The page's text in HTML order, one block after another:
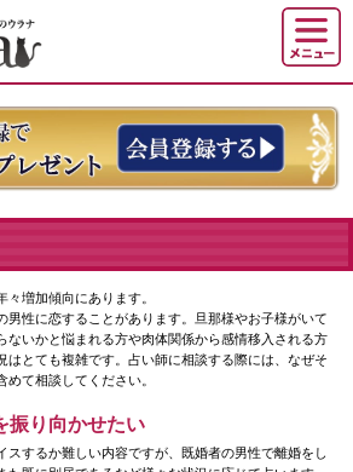
増加傾向にあります。
男性に恋することがあります。旦那様やお子様がいて
ないかと悩まれる方や肉体関係から感情移入される方
はとても複雑です。占い師に相談する際には、なぜそ
て相談してください。
振り向かせたい
スするか難しい内容ですが、既婚者の男性で離婚をし